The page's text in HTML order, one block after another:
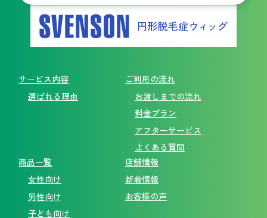
サービス内容
選ばれる理由
ご利用の流れ
お渡しまでの流れ
料金プラン
アフターサービス
よくある質問
商品一覧
女性向け
男性向け
子ども向け
店舗情報
新着情報
お客様の声